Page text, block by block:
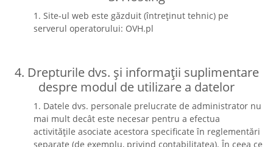
1. Site-ul web este găzduit (întreținut tehnic) pe
serverul operatorului: OVH.pl
4. Drepturile dvs. și informații suplimentare
despre modul de utilizare a datelor
1. Datele dvs. personale prelucrate de administrator nu
mai mult decât este necesar pentru a efectua
activitățile asociate acestora specificate în reglementări
separate (de exemplu, privind contabilitatea). În ceea ce